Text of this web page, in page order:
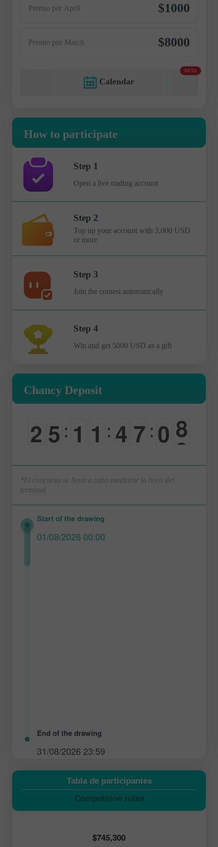
Premio por April $1000
Premio por March $8000
Calendar
BETA
How to participate
Step 1
Open a live trading account
Step 2
Top up your account with 3,000 USD
or more
Step 3
Join the contest automatically
Step 4
Win and get 5000 USD as a gift
Chancy Deposit
2 5 : 1 1 : 4 7 : 0 8
9
*El concurso se lleva a cabo mediante la hora del
terminal
Start of the drawing
01/08/2026 00:00
End of the drawing
31/08/2026 23:59
Tabla de participantes
Competition rules
$745,300